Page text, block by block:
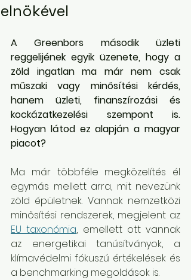
elnökével
A Greenbors második üzleti
reggelijének egyik üzenete, hogy a
zöld ingatlan ma már nem csak
műszaki vagy minősítési kérdés,
hanem üzleti, finanszírozási és
kockázatkezelési szempont is.
Hogyan látod ez alapján a magyar
piacot?
Ma már többféle megközelítés él
egymás mellett arra, mit nevezünk
zöld épületnek. Vannak nemzetközi
EU taxonómia, emellett ott vannak
az energetikai tanúsítványok, a
klímavédelmi fókuszú értékelések és
a benchmarking megoldások is.